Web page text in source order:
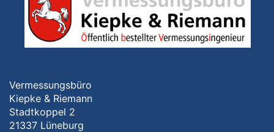
Vermessungsbüro
Kiepke & Riemann
Stadtkoppel 2
21337 Lüneburg